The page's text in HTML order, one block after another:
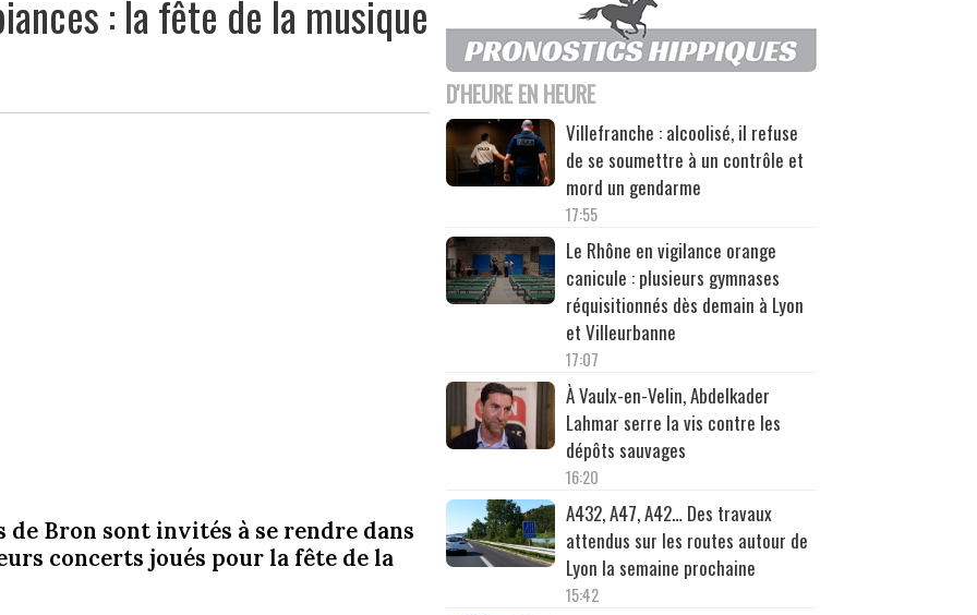
: la fête de la musique
de Bron sont invités à se rendre dans
concerts joués pour la fête de la
D'HEURE EN HEURE
Villefranche : alcoolisé, il refuse
de se soumettre à un contrôle et
mord un gendarme
17:55
Le Rhône en vigilance orange
canicule : plusieurs gymnases
réquisitionnés dès demain à Lyon
et Villeurbanne
17:07
À Vaulx-en-Velin, Abdelkader
Lahmar serre la vis contre les
dépôts sauvages
16:20
A432, A47, A42… Des travaux
attendus sur les routes autour de
Lyon la semaine prochaine
15:42